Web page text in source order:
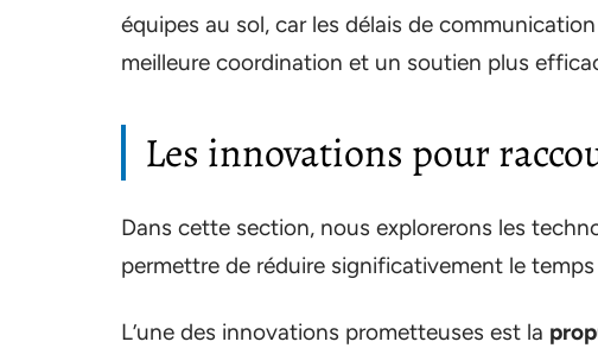
équipes au sol, car les délais de
meilleure coordination et un soutien plus
Les innovations pour
Dans cette section, nous explorerons les
permettre de réduire significativement le
L’une des innovations prometteuses est la